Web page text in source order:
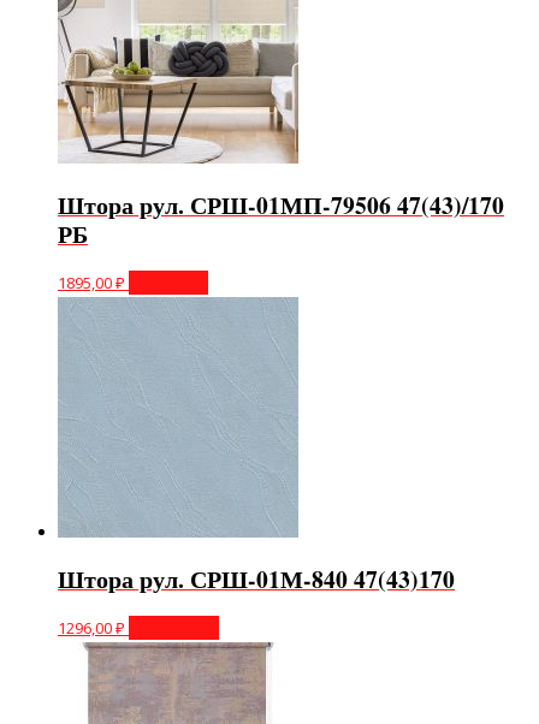
Штора рул. СРШ-01МП-79506 47(43)/170
РБ
1895,00₽
Штора рул. СРШ-01М-840 47(43)170
1296,00₽